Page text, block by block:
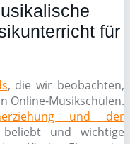
für
, die wir beobachten,
Online-Musikschulen.
und der
und wichtige